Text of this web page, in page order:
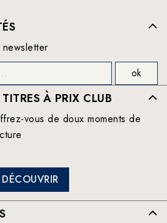
À PRIX CLUB
vous de doux moments de
DÉCOUVRIR